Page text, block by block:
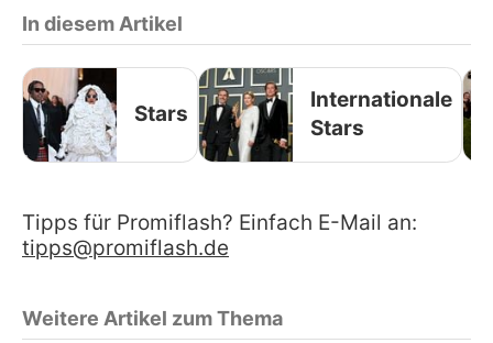
In diesem Artikel
Stars
Internationale
Stars
Tipps für Promiflash? Einfach E-Mail an:
tipps@promiflash.de
Weitere Artikel zum Thema